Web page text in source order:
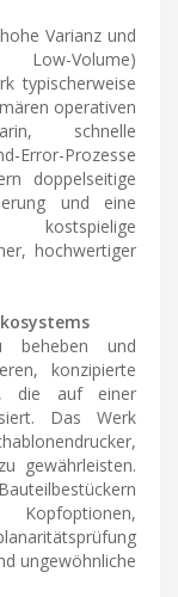
Varianz und
Volume)
typischerweise
operativen
schnelle
Prozesse
doppelseitige
und eine
kostspielige
hochwertiger
beheben und
konzipierte
die auf einer
Das Werk
gewährleisten.
ungewöhnliche